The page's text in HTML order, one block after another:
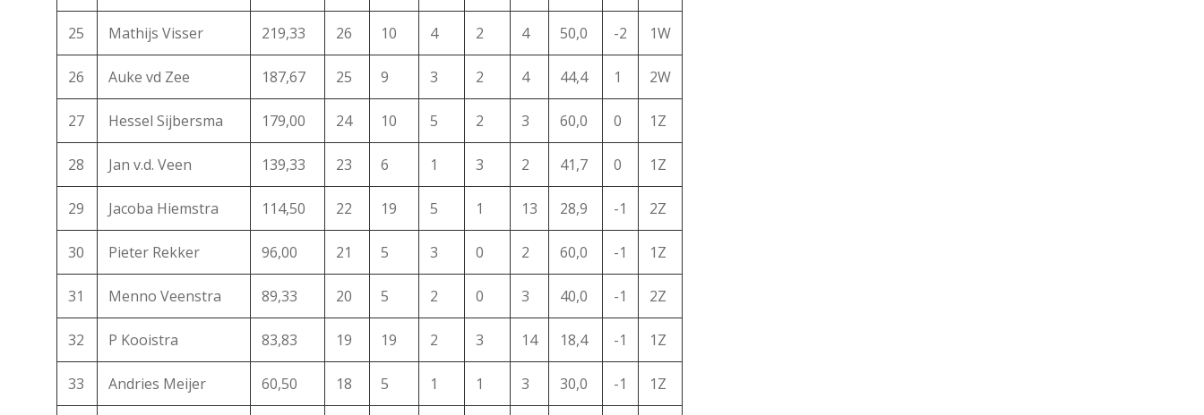
25 Mathijs Visser 219,33 26 10 4 2 4 50,0 -2 1W
26 Auke vd Zee 187,67 25 9 3 2 4 44,4 1 2W
27 Hessel Sijbersma 179,00 24 10 5 2 3 60,0 0 1Z
28 Jan v.d. Veen 139,33 23 6 1 3 2 41,7 0 1Z
29 Jacoba Hiemstra 114,50 22 19 5 1 13 28,9 -1 2Z
30 Pieter Rekker 96,00 21 5 3 0 2 60,0 -1 1Z
31 Menno Veenstra 89,33 20 5 2 0 3 40,0 -1 2Z
32 P Kooistra 83,83 19 19 2 3 14 18,4 -1 1Z
33 Andries Meijer 60,50 18 5 1 1 3 30,0 -1 1Z